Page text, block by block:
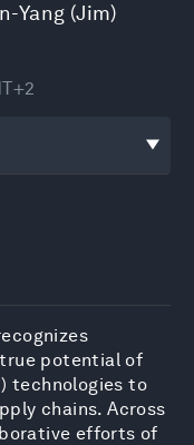
Yang (Jim)
potential of
technologies to
chains. Across
efforts of